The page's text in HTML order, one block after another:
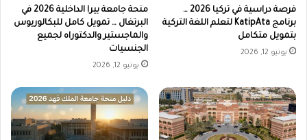
فرصة دراسية في تركيا 2026 …
برنامج KatipAta لتعلم اللغة التركية
بتمويل متكامل
يونيو 12, 2026
منحة جامعة بيرا الداخلية 2026 في
البرتغال … تمويل كامل للبكالوريوس
والماجستير والدكتوراه لجميع
الجنسيات
يونيو 12, 2026